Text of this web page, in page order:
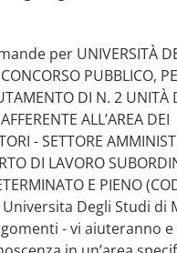
per UNIVERSITÀ
PUBBLICO,
DI N. 2 UNITÀ
ALL’AREA DEI
- SETTORE
DI LAVORO
E PIENO
Degli Studi di
- vi aiuteranno